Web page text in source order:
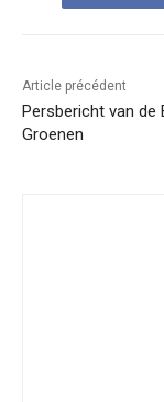
Article précédent
Persbericht van de
Groenen